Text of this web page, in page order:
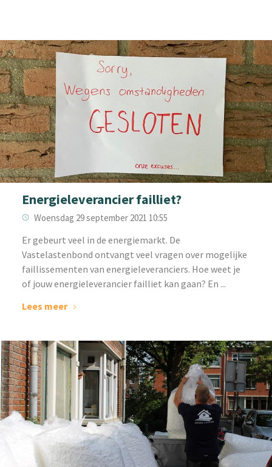
Energieleverancier failliet?
Woensdag 29 september 2021 10:55
‌Er gebeurt veel in de energiemarkt. De
Vastelastenbond ontvangt veel vragen over mogelijke
faillissementen van energieleveranciers. Hoe weet je
of jouw energieleverancier failliet kan gaan? En ...
Lees meer